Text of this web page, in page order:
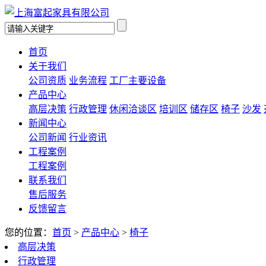
首页
关于我们
公司资质 业务流程 工厂主要设备
产品中心
高层决策 行政管理 休闲洽谈区 培训区 储存区 椅子 沙发
新闻中心
公司新闻 行业资讯
工程案例
工程案例
联系我们
售后服务
反馈留言
您的位置： 首页 > 产品中心 > 椅子
高层决策
行政管理